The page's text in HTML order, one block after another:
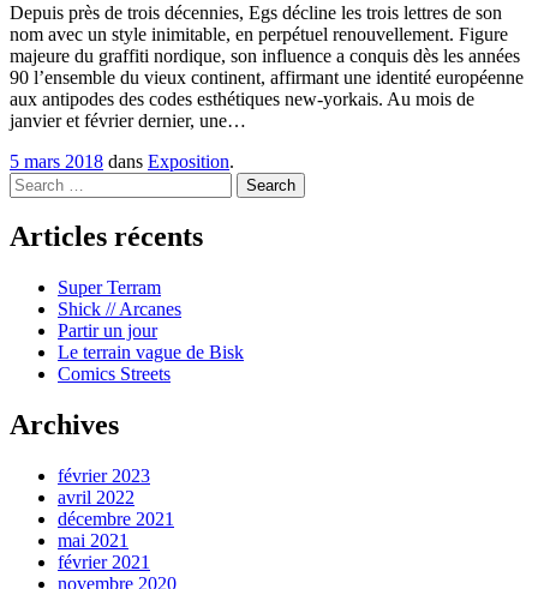
Depuis près de trois décennies, Egs décline les trois lettres de son
nom avec un style inimitable, en perpétuel renouvellement. Figure
majeure du graffiti nordique, son influence a conquis dès les années
90 l’ensemble du vieux continent, affirmant une identité européenne
aux antipodes des codes esthétiques new-yorkais. Au mois de
janvier et février dernier, une…
5 mars 2018 dans Exposition.
Search
Articles récents
Super Terram
Shick // Arcanes
Partir un jour
Le terrain vague de Bisk
Comics Streets
Archives
février 2023
avril 2022
décembre 2021
mai 2021
février 2021
novembre 2020